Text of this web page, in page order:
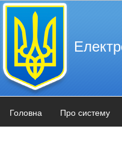
Головна Про систему